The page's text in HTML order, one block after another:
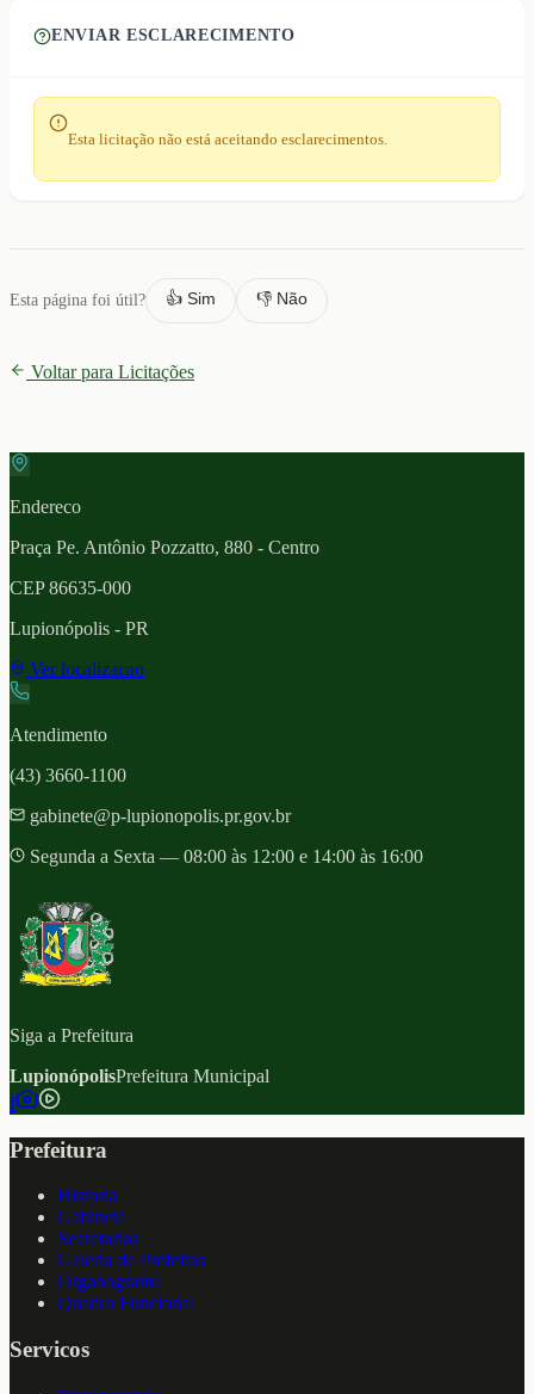
ENVIAR ESCLARECIMENTO
Esta licitação não está aceitando esclarecimentos.
Esta página foi útil? 👍 Sim 👎 Não
Voltar para Licitações
Endereco
Praça Pe. Antônio Pozzatto, 880 - Centro
CEP86635-000
Lupionópolis - PR
Ver localizacao
Atendimento
(43) 3660-1100
gabinete@p-lupionopolis.pr.gov.br
Segunda a Sexta — 08:00 às 12:00 e 14:00 às 16:00
Siga a Prefeitura
LupionópolisPrefeitura Municipal
f
Prefeitura
Historia
Gabinete
Secretarias
Galeria de Prefeitos
Organograma
Quadro Funcional
Servicos